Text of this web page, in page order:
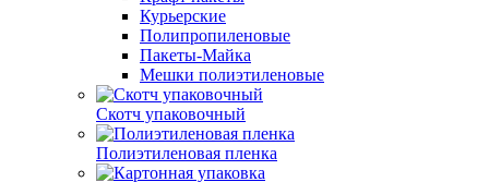
Курьерские
Полипропиленовые
Пакеты-Майка
Мешки полиэтиленовые
Скотч упаковочный
Полиэтиленовая пленка